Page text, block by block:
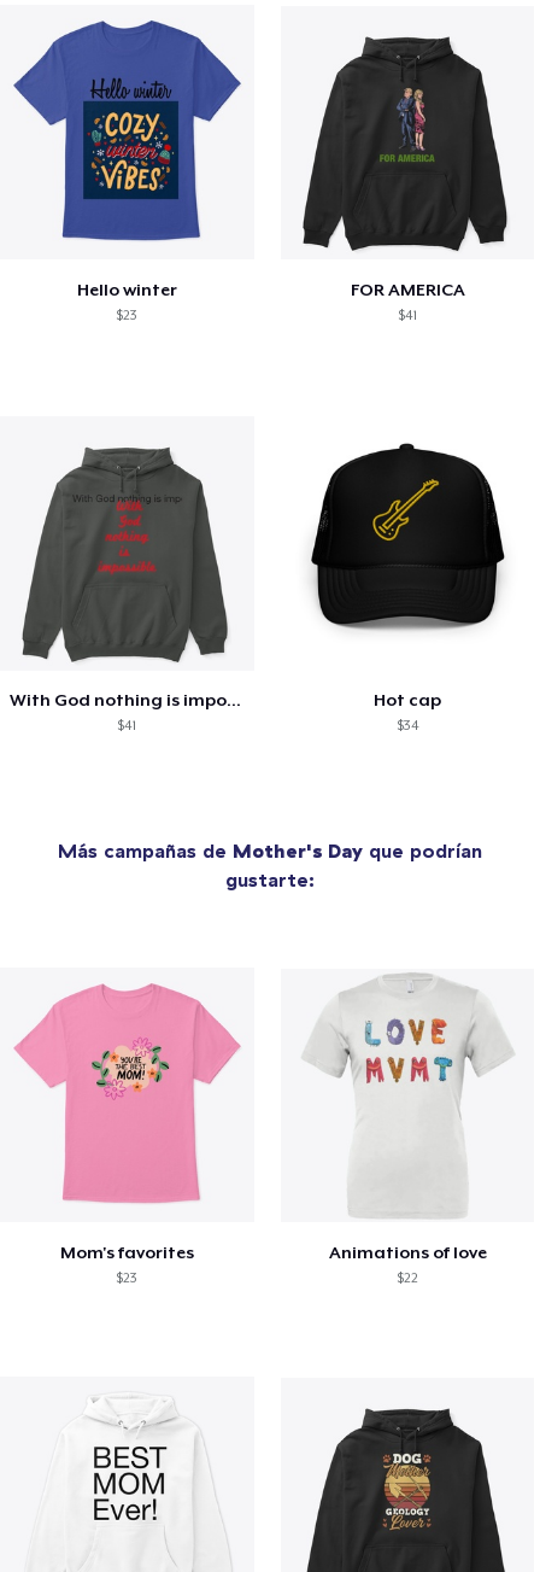
Hello winter
$23
FOR AMERICA
$41
With God nothing is impossible .
$41
Hot cap
$34
Más campañas de Mother's Day que podrían
gustarte:
Mom's favorites
$23
Animations of love
$22